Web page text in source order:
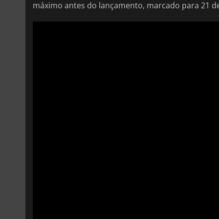
máximo antes do lançamento, marcado para 21